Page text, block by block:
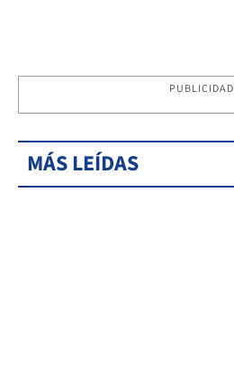
PUBLICIDAD
MÁS LEÍDAS